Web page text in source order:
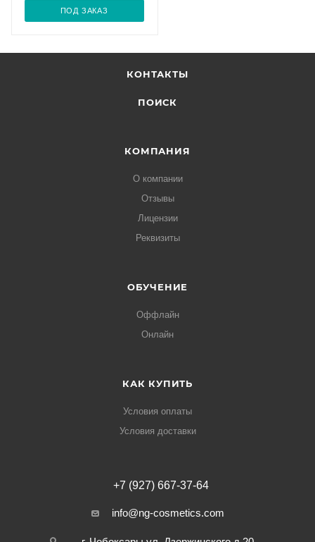
ПОД ЗАКАЗ
КОНТАКТЫ
ПОИСК
КОМПАНИЯ
О компании
Отзывы
Лицензии
Реквизиты
ОБУЧЕНИЕ
Оффлайн
Онлайн
КАК КУПИТЬ
Условия оплаты
Условия доставки
+7 (927) 667-37-64
info@ng-cosmetics.com